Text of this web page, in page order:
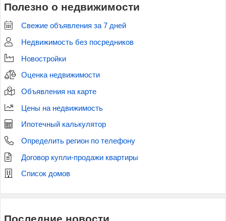
Полезно о недвижимости
Свежие объявления за 7 дней
Недвижимость без посредников
Новостройки
Оценка недвижимости
Объявления на карте
Цены на недвижимость
Ипотечный калькулятор
Определить регион по телефону
Договор купли-продажи квартиры
Список домов